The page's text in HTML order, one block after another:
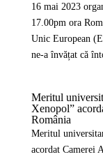
16 mai 2023
17.00pm ora
Unic European
ne-a învățat că
Meritul
Xenopol”
România
Meritul
acordat Camerei